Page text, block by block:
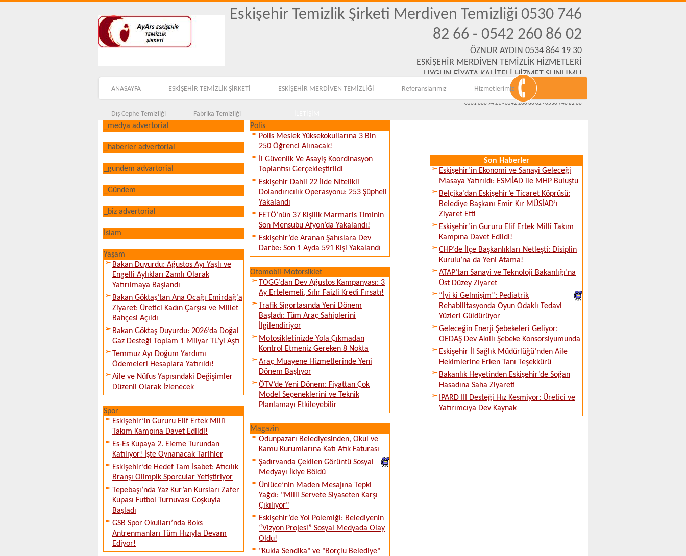
Eskişehir Temizlik Şirketi Merdiven Temizliği 0530 746
82 66 - 0542 260 86 02
ÖZNUR AYDIN 0534 864 19 30
ESKİŞEHİR MERDİVEN TEMİZLİK HİZMETLERİ
UYGUN FİYATA KALİTELİ HİZMET SUNUMU
Emek Mh. Yanartaş Sk. No:31 Eskişehir
www.eskisehirmerdiventemizliksirketi.com
0501 666 94 21 - 0542 260 86 02 - 0530 746 82 66
ANASAYFA ESKİŞEHİR TEMİZLİK ŞİRKETİ ESKİŞEHİR MERDİVEN TEMİZLİĞİ Referanslarımız Hizmetlerimiz
Dış Cephe Temizliği Fabrika Temizliği
_medya advertorial
_haberler advertorial
_gundem advartorial
_Gündem
_biz advertorial
İslam
Yaşam
Bakan Duyurdu: Ağustos Ayı Yaşlı ve
Engelli Aylıkları Zamlı Olarak
Yatırılmaya Başlandı
Bakan Göktaş’tan Ana Ocağı Emirdağ’a
Ziyaret: Üretici Kadın Çarşısı ve Millet
Bahçesi Açıldı
Bakan Göktaş Duyurdu: 2026’da Doğal
Gaz Desteği Toplam 1 Milyar TL’yi Aştı
Temmuz Ayı Doğum Yardımı
Ödemeleri Hesaplara Yatırıldı!
Aile ve Nüfus Yapısındaki Değişimler
Düzenli Olarak İzlenecek
Spor
Eskişehir’in Gururu Elif Ertek Millî
Takım Kampına Davet Edildi!
Es-Es Kupaya 2. Eleme Turundan
Katılıyor! İşte Oynanacak Tarihler
Eskişehir’de Hedef Tam İsabet: Atıcılık
Branşı Olimpik Sporcular Yetiştiriyor
Tepebaşı’nda Yaz Kur’an Kursları Zafer
Kupası Futbol Turnuvası Coşkuyla
Başladı
GSB Spor Okulları’nda Boks
Antrenmanları Tüm Hızıyla Devam
Ediyor!
Polis
Polis Meslek Yüksekokullarına 3 Bin
250 Öğrenci Alınacak!
İl Güvenlik Ve Asayiş Koordinasyon
Toplantısı Gerçekleştirildi
Eskişehir Dahil 22 İlde Nitelikli
Dolandırıcılık Operasyonu: 253 Şüpheli
Yakalandı
FETÖ’nün 37 Kişilik Marmaris Timinin
Son Mensubu Afyon’da Yakalandı!
Eskişehir’de Aranan Şahıslara Dev
Darbe: Son 1 Ayda 591 Kişi Yakalandı
Otomobil-Motorsiklet
TOGG’dan Dev Ağustos Kampanyası: 3
Ay Ertelemeli, Sıfır Faizli Kredi Fırsatı!
Trafik Sigortasında Yeni Dönem
Başladı: Tüm Araç Sahiplerini
İlgilendiriyor
Motosikletinizde Yola Çıkmadan
Kontrol Etmeniz Gereken 8 Nokta
Araç Muayene Hizmetlerinde Yeni
Dönem Başlıyor
ÖTV’de Yeni Dönem: Fiyattan Çok
Model Seçeneklerini ve Teknik
Planlamayı Etkileyebilir
Magazin
Odunpazarı Belediyesinden, Okul ve
Kamu Kurumlarına Katı Atık Faturası
Şadırvanda Çekilen Görüntü Sosyal
Medyayı İkiye Böldü
Ünlüce’nin Maden Mesajına Tepki
Yağdı: "Milli Servete Siyaseten Karşı
Çıkılıyor"
Eskişehir’de Yol Polemiği: Belediyenin
“Vizyon Projesi” Sosyal Medyada Olay
Oldu!
"Kukla Sendika" ve "Borçlu Belediye"
Son Haberler
Eskişehir’in Ekonomi ve Sanayi Geleceği
Masaya Yatırıldı: ESMİAD ile MHP Buluştu
Belçika’dan Eskişehir’e Ticaret Köprüsü:
Belediye Başkanı Emir Kır MÜSİAD’ı
Ziyaret Etti
Eskişehir’in Gururu Elif Ertek Millî Takım
Kampına Davet Edildi!
CHP’de İlçe Başkanlıkları Netleşti: Disiplin
Kurulu’na da Yeni Atama!
ATAP’tan Sanayi ve Teknoloji Bakanlığı’na
Üst Düzey Ziyaret
“İyi ki Gelmişim”: Pediatrik
Rehabilitasyonda Oyun Odaklı Tedavi
Yüzleri Güldürüyor
Geleceğin Enerji Şebekeleri Geliyor:
OEDAŞ Dev Akıllı Şebeke Konsorsiyumunda
Eskişehir İl Sağlık Müdürlüğü’nden Aile
Hekimlerine Erken Tanı Teşekkürü
Bakanlık Heyetinden Eskişehir’de Soğan
Hasadına Saha Ziyareti
IPARD III Desteği Hız Kesmiyor: Üretici ve
Yatırımcıya Dev Kaynak